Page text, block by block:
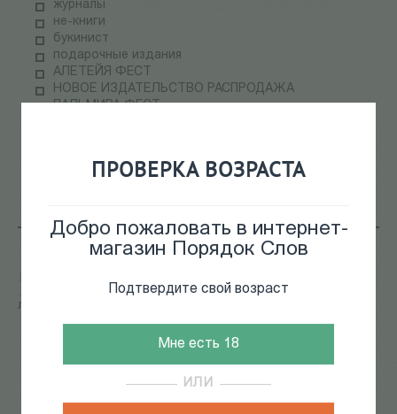
ПРОВЕРКА ВОЗРАСТА
Добро пожаловать в интернет-
магазин Порядок Слов
Подтвердите свой возраст
Мне есть 18
ИЛИ
журналы
не-книги
букинист
подарочные издания
АЛЕТЕЙЯ ФЕСТ
НОВОЕ ИЗДАТЕЛЬСТВО РАСПРОДАЖА
ПАЛЬМИРА ФЕСТ
КАТАЛОГ КНИГ филология
Литературоведение / Литературное, слишком
литературное